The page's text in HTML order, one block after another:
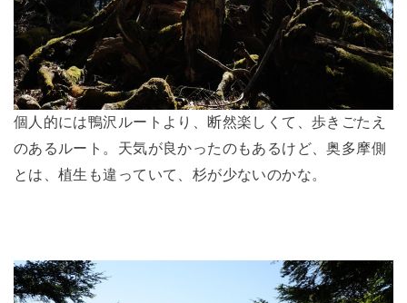
個人的には鴨沢ルートより、断然楽しくて、歩きごたえ
のあるルート。天気が良かったのもあるけど、奥多摩側
とは、植生も違っていて、杉が少ないのかな。